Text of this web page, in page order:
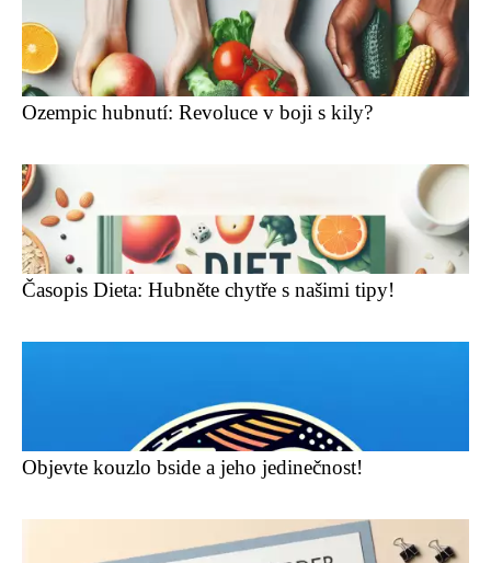
Ozempic hubnutí: Revoluce v boji s kily?
Časopis Dieta: Hubněte chytře s našimi tipy!
Objevte kouzlo bside a jeho jedinečnost!